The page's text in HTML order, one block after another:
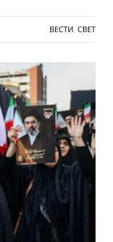
ВЕСТИ СВЕТ